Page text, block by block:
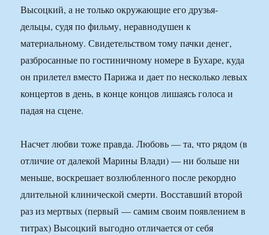
Высоцкий, а не только окружающие его друзья-
дельцы, судя по фильму, неравнодушен к
материальному. Свидетельством тому пачки денег,
разбросанные по гостиничному номере в Бухаре, куда
он прилетел вместо Парижа и дает по несколько левых
концертов в день, в конце концов лишаясь голоса и
падая на сцене.
Насчет любви тоже правда. Любовь — та, что рядом (в
отличие от далекой Марины Влади) — ни больше ни
меньше, воскрешает возлюбленного после рекордно
длительной клинической смерти. Восставший второй
раз из мертвых (первый — самим своим появлением в
титрах) Высоцкий выгодно отличается от себя